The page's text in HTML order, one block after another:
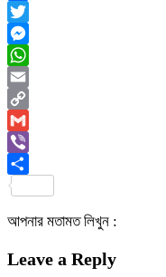
Facebook
Twitter
Messenger
WhatsApp
Email
Copy
Link
Gmail
Viber
আপনার মতামত লিখুন :
Leave a Reply